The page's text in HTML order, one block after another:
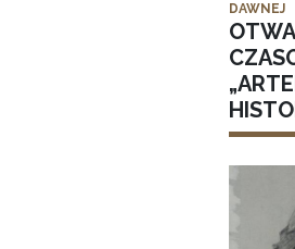
DAWNEJ